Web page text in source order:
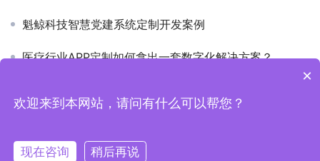
魁鲸科技智慧党建系统定制开发案例
医疗行业APP定制如何拿出一套数字化解决方案？
×
欢迎来到本网站，请问有什么可以帮您？
现在咨询 稍后再说